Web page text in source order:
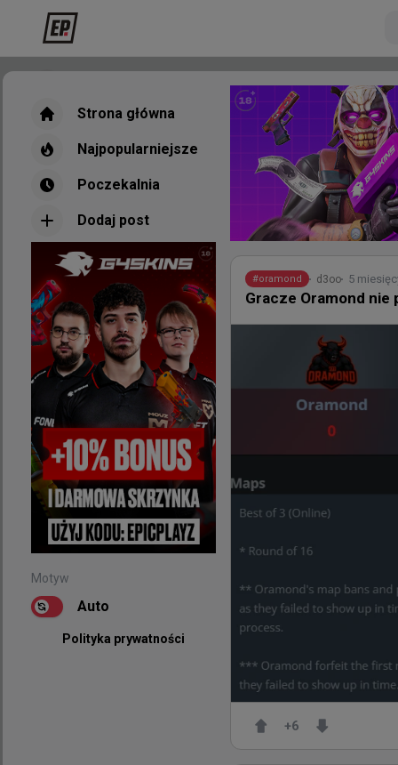
Dodaj post
Motyw
Nowe
TombStone
Dzisiejsze warunki
Kiedy turniej
EWC 🔊😲
Strona główna
Najpopularniejsze
Poczekalnia
Dodaj post
Motyw
Auto
Polityka prywatności
#oramond d3oo 5
Gracze Oramond nie
+6